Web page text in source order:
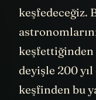
yaklaşık beş
keşfedeceğiz.
keşfettiğinden
deyişle 200